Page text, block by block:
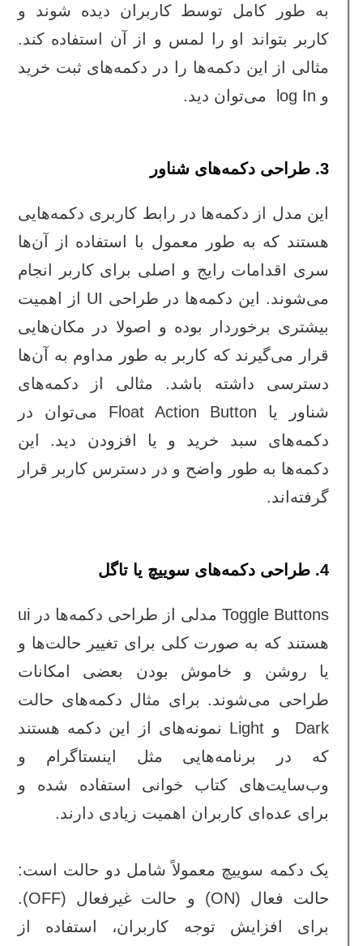
به طور کامل توسط کاربران دیده شوند و
کاربر بتواند او را لمس و از آن استفاده کند.
مثالی از این دکمه‌ها را در دکمه‌های ثبت خرید
و log In می‌توان دید.
3. طراحی دکمه‌های شناور
این مدل از دکمه‌ها در رابط کاربری دکمه‌هایی
هستند که به طور معمول با استفاده از آن‌ها
سری اقدامات رایج و اصلی برای کاربر انجام
می‌شوند. این دکمه‌ها در طراحی UI از اهمیت
بیشتری برخوردار بوده و اصولا در مکان‌هایی
قرار می‌گیرند که کاربر به طور مداوم به آن‌ها
دسترسی داشته باشد. مثالی از دکمه‌های
شناور یا Float Action Button می‌توان در
دکمه‌های سبد خرید و یا افزودن دید. این
دکمه‌ها به طور واضح و در دسترس کاربر قرار
گرفته‌اند.
4. طراحی دکمه‌های سوییچ یا تاگل
Toggle Buttons مدلی از طراحی دکمه‌ها در ui
هستند که به صورت کلی برای تغییر حالت‌ها و
یا روشن و خاموش بودن بعضی امکانات
طراحی می‌شوند. برای مثال دکمه‌های حالت
Dark و Light نمونه‌های از این دکمه هستند
که در برنامه‌هایی مثل اینستاگرام و
وب‌سایت‌های کتاب خوانی استفاده شده و
برای عده‌ای کاربران اهمیت زیادی دارند.
یک دکمه سوییچ معمولاً شامل دو حالت است:
حالت فعال (ON) و حالت غیرفعال (OFF).
برای افزایش توجه کاربران، استفاده از